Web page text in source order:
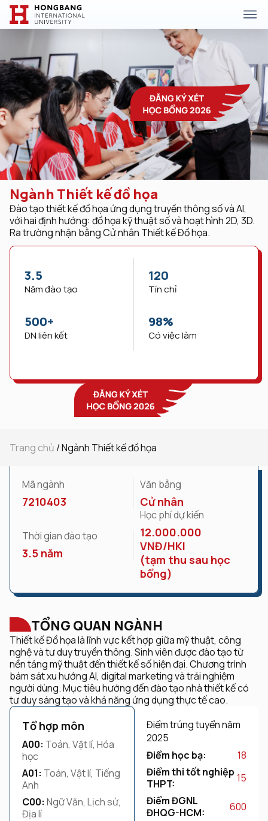
Ngành Thiết kế đồ họa
Đào tạo thiết kế đồ họa ứng dụng truyền thông số và AI,
với hai định hướng: đồ họa kỹ thuật số và hoạt hình 2D, 3D.
Ra trường nhận bằng Cử nhân Thiết kế Đồ họa.
Năm đào tạo
3.5
Tín chỉ
120
DN liên kết
500+
Có việc làm
98%
Trang chủ /Ngành Thiết kế đồ họa
Mã ngành
7210403
Văn bằng
Cử nhân
Thời gian đào tạo
3.5 năm
Học phí dự kiến
12.000.000
VNĐ/HKI
(tạm thu sau học
bổng)
TỔNG QUAN NGÀNH
Thiết kế Đồ họa là lĩnh vực kết hợp giữa mỹ thuật, công
nghệ và tư duy truyền thông. Sinh viên được đào tạo từ
nền tảng mỹ thuật đến thiết kế số hiện đại. Chương trình
bám sát xu hướng AI, digital marketing và trải nghiệm
người dùng. Mục tiêu hướng đến đào tạo nhà thiết kế có
tư duy sáng tạo và khả năng ứng dụng thực tế cao.
Tổ hợp môn
A00: Toán, Vật lí, Hóa
học
A01: Toán, Vật lí, Tiếng
Anh
C00: Ngữ Văn, Lịch sử,
Địa lí
Điểm trúng tuyển năm
2025
Điểm học bạ:
18
Điểm thi tốt nghiệp
THPT:
15
Điểm ĐGNL
ĐHQG-HCM:
600